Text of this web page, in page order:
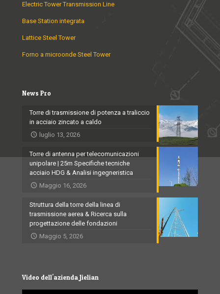
Electric Tower Transmission Line
Base Station integrata
Lattice Steel Tower
Forno a microonde Steel Tower
News Pro
Torre di trasmissione di potenza a traliccio
in acciaio zincato a caldo
luglio 13, 2026
Torre di antenna per telecomunicazioni
unipolare | 25m Specifiche tecniche
acciaio HDG & Analisi ingegneristica
Maggio 16, 2026
Struttura della torre della linea di
trasmissione aerea & Ricerca sulla
progettazione delle fondazioni
Maggio 5, 2026
Video dell'azienda Jielian